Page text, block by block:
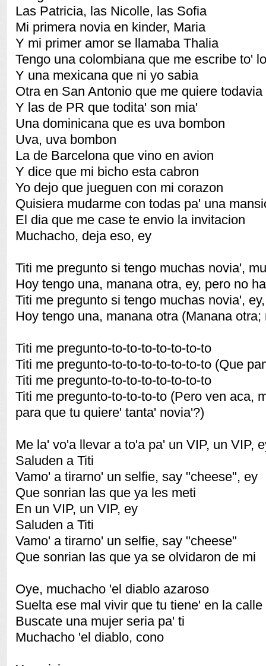
Las Patricia, las Nicolle, las Sofia
Mi primera novia en kinder, Maria
Y mi primer amor se llamaba Thalia
Tengo una colombiana que me escribe to'
Y una mexicana que ni yo sabia
Otra en San Antonio que me quiere todavia
Y las de PR que todita' son mia'
Una dominicana que es uva bombon
Uva, uva bombon
La de Barcelona que vino en avion
Y dice que mi bicho esta cabron
Yo dejo que jueguen con mi corazon
Quisiera mudarme con todas pa' una
El dia que me case te envio la invitacion
Muchacho, deja eso, ey
Titi me pregunto si tengo muchas novia',
Hoy tengo una, manana otra, ey, pero no
Titi me pregunto si tengo muchas novia',
Hoy tengo una, manana otra (Manana otra;
Titi me pregunto-to-to-to-to-to-to-to
Titi me pregunto-to-to-to-to-to-to-to (Que
Titi me pregunto-to-to-to-to-to-to-to
Titi me pregunto-to-to-to-to (Pero ven aca,
para que tu quiere' tanta' novia'?)
Me la' vo'a llevar a to'a pa' un VIP, un VIP,
Saluden a Titi
Vamo' a tirarno' un selfie, say "cheese", ey
Que sonrian las que ya les meti
En un VIP, un VIP, ey
Saluden a Titi
Vamo' a tirarno' un selfie, say "cheese"
Que sonrian las que ya se olvidaron de mi
Oye, muchacho 'el diablo azaroso
Suelta ese mal vivir que tu tiene' en la calle
Buscate una mujer seria pa' ti
Muchacho 'el diablo, cono